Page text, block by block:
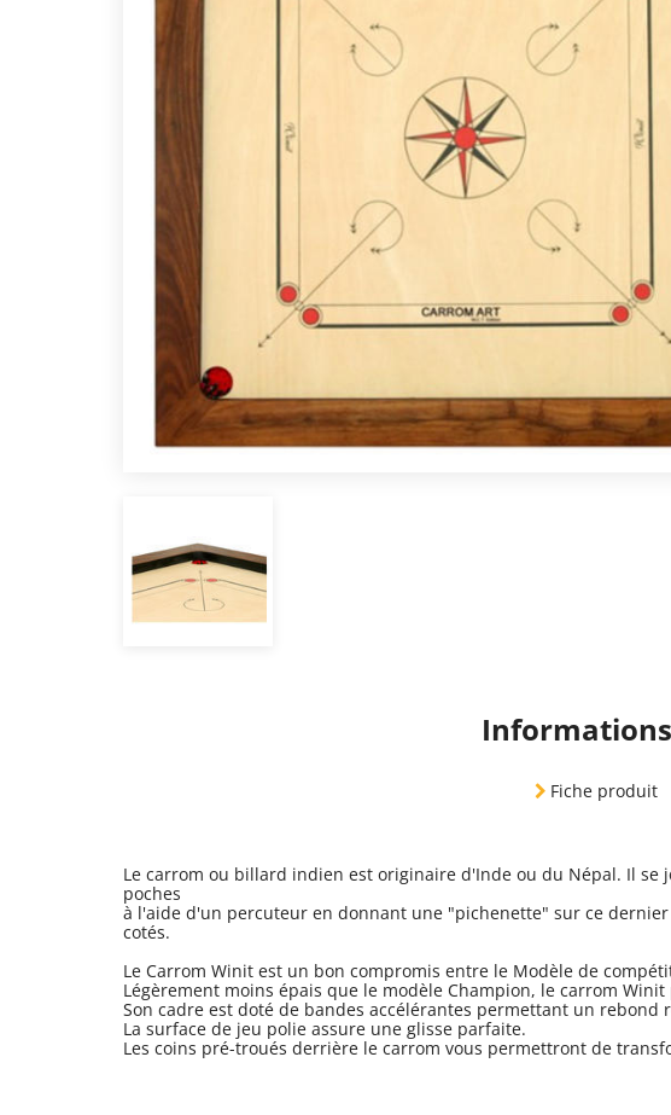
Fiche produit
Le carrom ou billard indien est originaire d'Inde ou du Népal. Il
poches
à l'aide d'un percuteur en donnant une "pichenette" sur ce
cotés.
Le Carrom Winit est un bon compromis entre le Modèle de
Légèrement moins épais que le modèle Champion, le carrom
Son cadre est doté de bandes accélérantes permettant un rebond
La surface de jeu polie assure une glisse parfaite.
Les coins pré-troués derrière le carrom vous permettront de